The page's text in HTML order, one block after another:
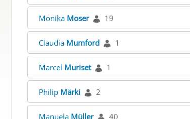
Monika Moser 19
Claudia Mumford 1
Marcel Muriset 1
Philip Märki 2
Manuela Müller 40